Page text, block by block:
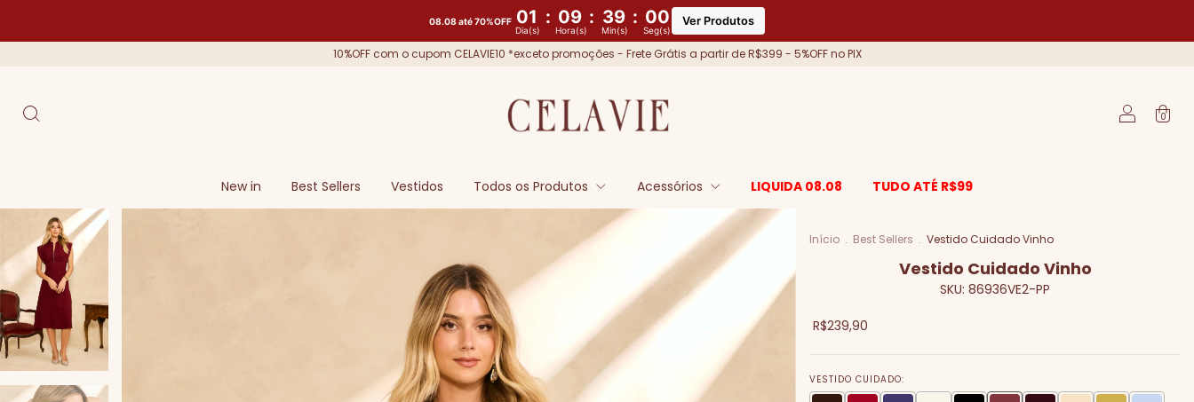
08.08 até 70%OFF 01 : 09 : 38 : 59
Dia(s) Hora(s) Min(s) Seg(s)
Ver Produtos
10%OFF com o cupom CELAVIE10 *exceto promoções - Frete Grátis a partir de R$399 - 5%OFF no PIX
0
New in Best Sellers Vestidos Todos os Produtos Acessórios LIQUIDA 08.08 TUDO ATÉ R$99
Início . Best Sellers . Vestido Cuidado Vinho
Vestido Cuidado Vinho
SKU: 86936VE2-PP
R$239,90
VESTIDO CUIDADO: